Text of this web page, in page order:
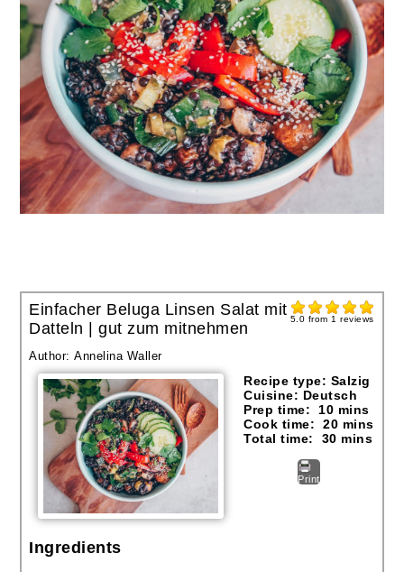
5.0 from 1 reviews
Einfacher Beluga Linsen Salat mit
Datteln | gut zum mitnehmen
Author:Annelina Waller
Recipe type: Salzig
Cuisine: Deutsch
Prep time: 10 mins
Cook time: 20 mins
Total time: 30 mins
Print
Ingredients